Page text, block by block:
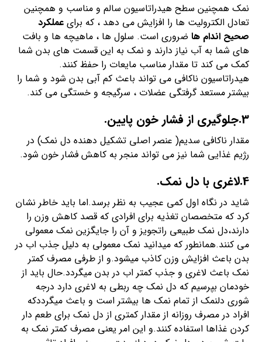
نمک همچنین سطح هیدراتاسیون سالم و مناسب و همچنین
تعادل الکترولیت ها را افزایش می دهد ، که برایعملکرد
صحیح اندام ها ضروری است. سلول ها ، ماهیچه ها و بافت
های شما به آب نیاز دارند و نمک به این قسمت های بدن شما
کمک می کند تا مقدار مناسب مایعات را حفظ کنند.
هیدراتاسیون ناکافی می تواند باعث کم آبی بدن شود و شما را
بیشتر مستعد گرفتگی عضلات ، سرگیجه و خستگی می کند.
3.جلوگیری از فشار خون پایین.
مقدار ناکافی سدیم( عنصر اصلی تشکیل دهنده دل نمک) در
رژیم غذایی شما نیز می تواند منجر به کاهش فشار خون شود.
4.لاغری با دل نمک.
شاید در نگاه اول کمی عجیب به نظر برسد.اما باید خاطر نشان
کرد که متخصصان تغذیه برای افرادی که قصد کاهش وزن را
دارند،دل نمک طبیعی راتجویز و آن را جایگزین نمک معمولی
می کنند.همانطور که میدانید نمک معمولی به دلیل جذب اب در
بدن باعث افزایش وزن کاذب میشود.و از طرفی مصرف کمتر
نمک باعث لاغری و جذب کمتر اب در بدن میگردد.حال باید از
خودمان بپرسیم که دل نمک چه ربطی به لاغری دارد درجه
شوری دلنمک از تمام نمک ها بیشتر است و باعث میگرددکه
افراد در مصرف روزانه از مقدار کمتری از دل نمک برای طعم دار
کردن غذاها استفاده کنند.و این امر یعنی مصرف کمتر نمک به